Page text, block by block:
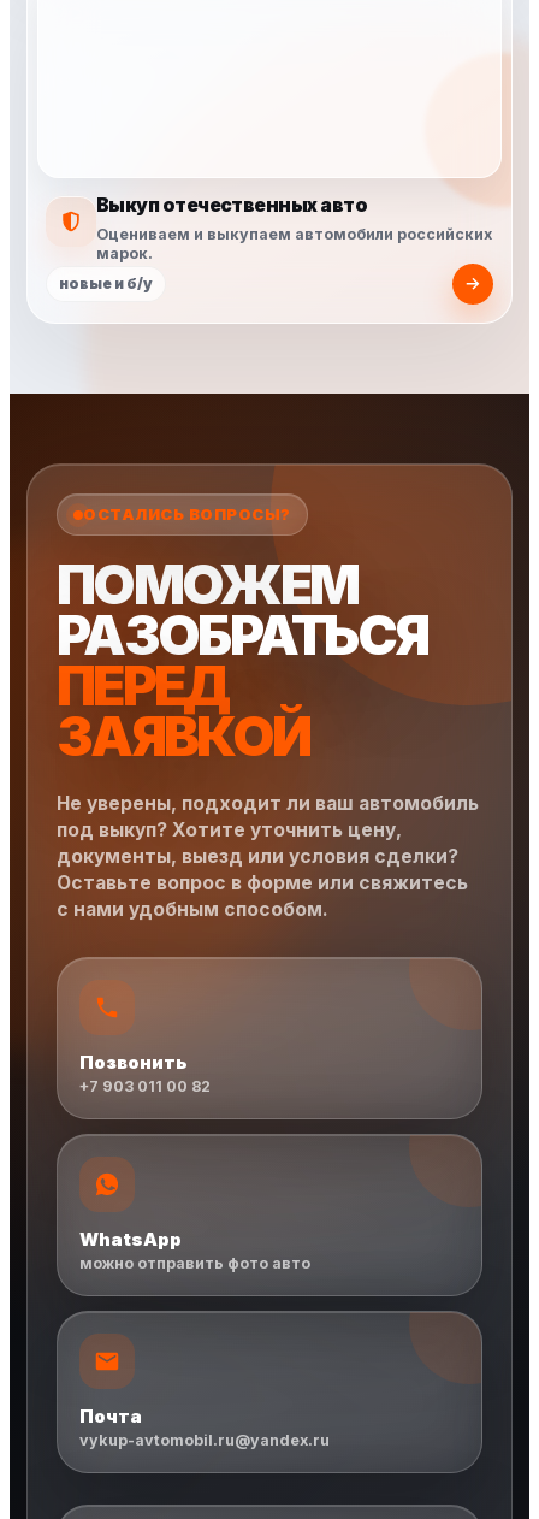
Выкуп отечественных авто
Оцениваем и выкупаем автомобили российских
марок.
новые и б/у
ОСТАЛИСЬ ВОПРОСЫ?
ПОМОЖЕМ
РАЗОБРАТЬСЯ
ПЕРЕД
ЗАЯВКОЙ
Не уверены, подходит ли ваш автомобиль
под выкуп? Хотите уточнить цену,
документы, выезд или условия сделки?
Оставьте вопрос в форме или свяжитесь
с нами удобным способом.
Позвонить
+7 903 011 00 82
WhatsApp
можно отправить фото авто
Почта
vykup-avtomobil.ru@yandex.ru